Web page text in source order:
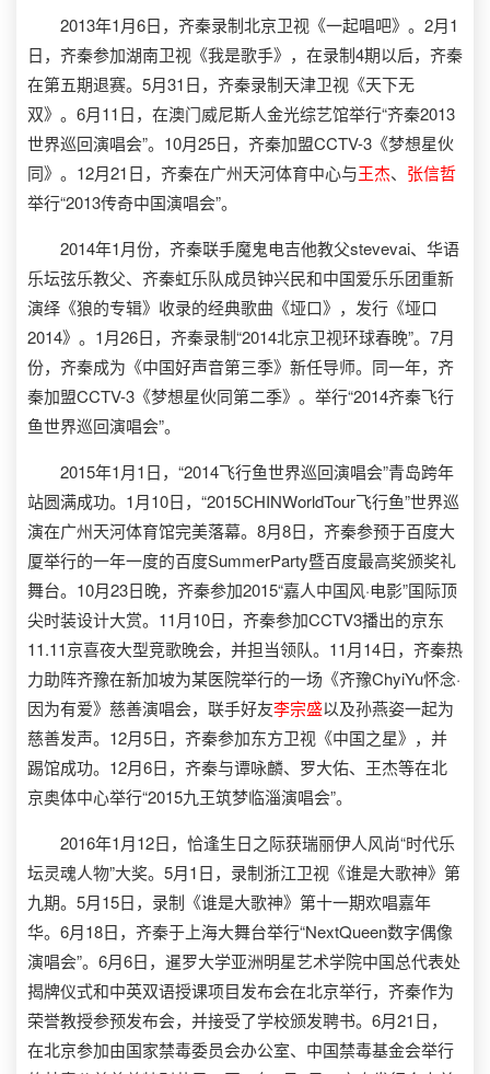
2013年1月6日，齐秦录制北京卫视《一起唱吧》。2月1
日，齐秦参加湖南卫视《我是歌手》，在录制4期以后，齐秦
在第五期退赛。5月31日，齐秦录制天津卫视《天下无
双》。6月11日，在澳门威尼斯人金光综艺馆举行“齐秦2013
世界巡回演唱会”。10月25日，齐秦加盟CCTV-3《梦想星伙
同》。12月21日，齐秦在广州天河体育中心与王杰、 张信哲
举行“2013传奇中国演唱会”。
2014年1月份，齐秦联手魔鬼电吉他教父stevevai、华语
乐坛弦乐教父、齐秦虹乐队成员钟兴民和中国爱乐乐团重新
演绎《狼的专辑》收录的经典歌曲《垭口》，发行《垭口
2014》。1月26日，齐秦录制“2014北京卫视环球春晚”。7月
份，齐秦成为《中国好声音第三季》新任导师。同一年，齐
秦加盟CCTV-3《梦想星伙同第二季》。举行“2014齐秦飞行
鱼世界巡回演唱会”。
2015年1月1日，“2014飞行鱼世界巡回演唱会”青岛跨年
站圆满成功。1月10日，“2015CHINWorldTour飞行鱼”世界巡
演在广州天河体育馆完美落幕。8月8日，齐秦参预于百度大
厦举行的一年一度的百度SummerParty暨百度最高奖颁奖礼
舞台。10月23日晚，齐秦参加2015“嘉人中国风·电影”国际顶
尖时装设计大赏。11月10日，齐秦参加CCTV3播出的京东
11.11京喜夜大型竞歌晚会，并担当领队。11月14日，齐秦热
力助阵齐豫在新加坡为某医院举行的一场《齐豫ChyiYu怀念·
因为有爱》慈善演唱会，联手好友李宗盛以及孙燕姿一起为
慈善发声。12月5日，齐秦参加东方卫视《中国之星》，并
踢馆成功。12月6日，齐秦与谭咏麟、罗大佑、王杰等在北
京奥体中心举行“2015九王筑梦临淄演唱会”。
2016年1月12日，恰逢生日之际获瑞丽伊人风尚“时代乐
坛灵魂人物”大奖。5月1日，录制浙江卫视《谁是大歌神》第
九期。5月15日，录制《谁是大歌神》第十一期欢唱嘉年
华。6月18日，齐秦于上海大舞台举行“NextQueen数字偶像
演唱会”。6月6日，暹罗大学亚洲明星艺术学院中国总代表处
揭牌仪式和中英双语授课项目发布会在北京举行，齐秦作为
荣誉教授参预发布会，并接受了学校颁发聘书。6月21日，
在北京参加由国家禁毒委员会办公室、中国禁毒基金会举行